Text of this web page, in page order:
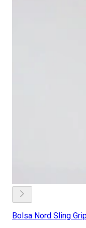
Bolsa Nord Sling